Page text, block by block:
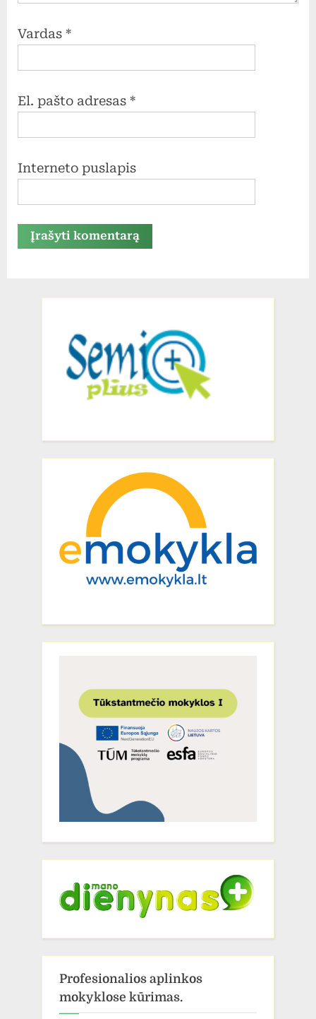
Vardas *
El. pašto adresas *
Interneto puslapis
Profesionalios aplinkos
mokyklose kūrimas.